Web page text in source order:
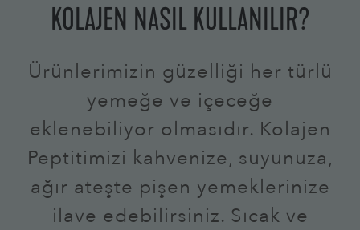
KOLAJEN NASIL KULLANILIR?
Ürünlerimizin güzelliği her türlü
yemeğe ve içeceğe
eklenebiliyor olmasıdır. Kolajen
Peptitimizi kahvenize, suyunuza,
ağır ateşte pişen yemeklerinize
ilave edebilirsiniz. Sıcak ve